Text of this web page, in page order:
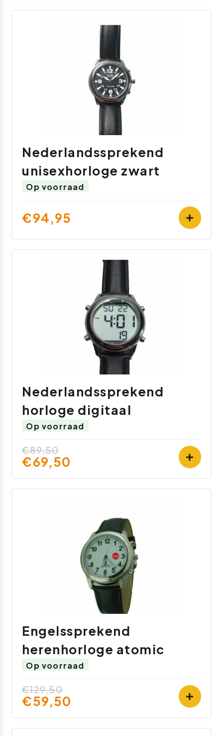
Nederlandssprekend
unisexhorloge zwart
Op voorraad
€94,95
Nederlandssprekend
horloge digitaal
Op voorraad
€89,50
€69,50
Engelssprekend
herenhorloge atomic
Op voorraad
€129,50
€59,50